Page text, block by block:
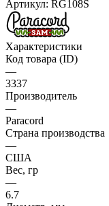
Артикул: RG108S
Характеристики
Код товара (ID)
—
3337
Производитель
—
Paracord
Страна производства
—
США
Вес, гр
—
6.7